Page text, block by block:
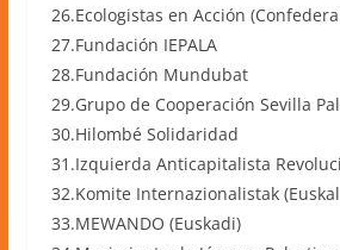
26.Ecologistas en Acción
27.Fundación IEPALA
28.Fundación Mundubat
29.Grupo de Cooperación Sevilla
30.Hilombé Solidaridad
31.Izquierda Anticapitalista
32.Komite Internazionalistak
33.MEWANDO (Euskadi)